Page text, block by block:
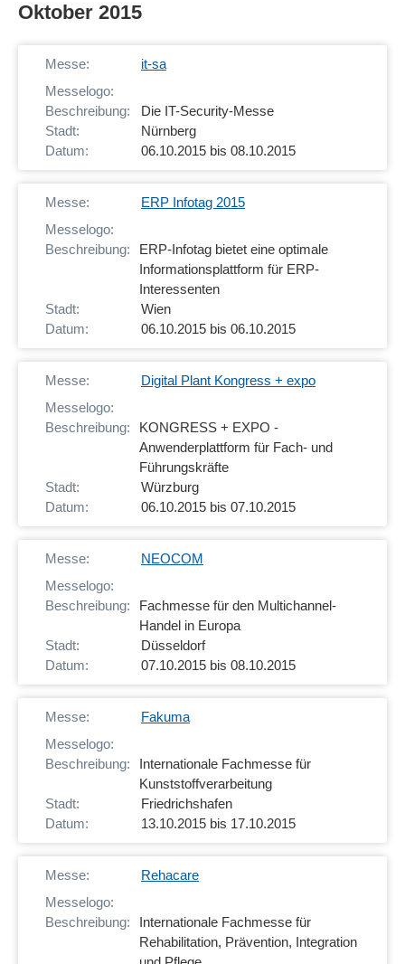
Oktober 2015
it-sa
Die IT-Security-Messe
Nürnberg
06.10.2015 bis 08.10.2015
ERP Infotag 2015
ERP-Infotag bietet eine optimale
Informationsplattform für ERP-
Interessenten
Wien
06.10.2015 bis 06.10.2015
Digital Plant Kongress + expo
KONGRESS + EXPO -
Anwenderplattform für Fach- und
Führungskräfte
Würzburg
06.10.2015 bis 07.10.2015
NEOCOM
Fachmesse für den Multichannel-
Handel in Europa
Düsseldorf
07.10.2015 bis 08.10.2015
Fakuma
Internationale Fachmesse für
Kunststoffverarbeitung
Friedrichshafen
13.10.2015 bis 17.10.2015
Rehacare
Internationale Fachmesse für
Rehabilitation, Prävention, Integration